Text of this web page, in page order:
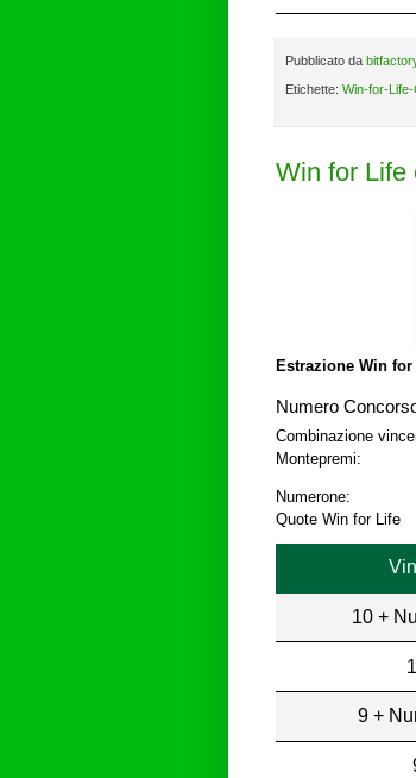
Pubblicato da
Etichette: Win-for-
Win for Life
Estrazione Win for
Numero
Combinazione
Montepremi:
Numerone:
Quote Win for Life
10 +
9 +